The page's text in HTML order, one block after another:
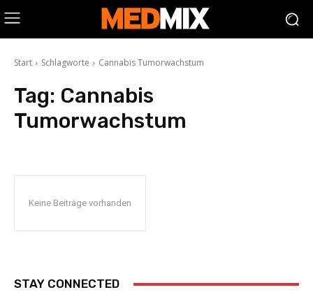
Start Schlagworte Cannabis Tumorwachstum
Tag: Cannabis
Tumorwachstum
Keine Beiträge vorhanden
STAY CONNECTED